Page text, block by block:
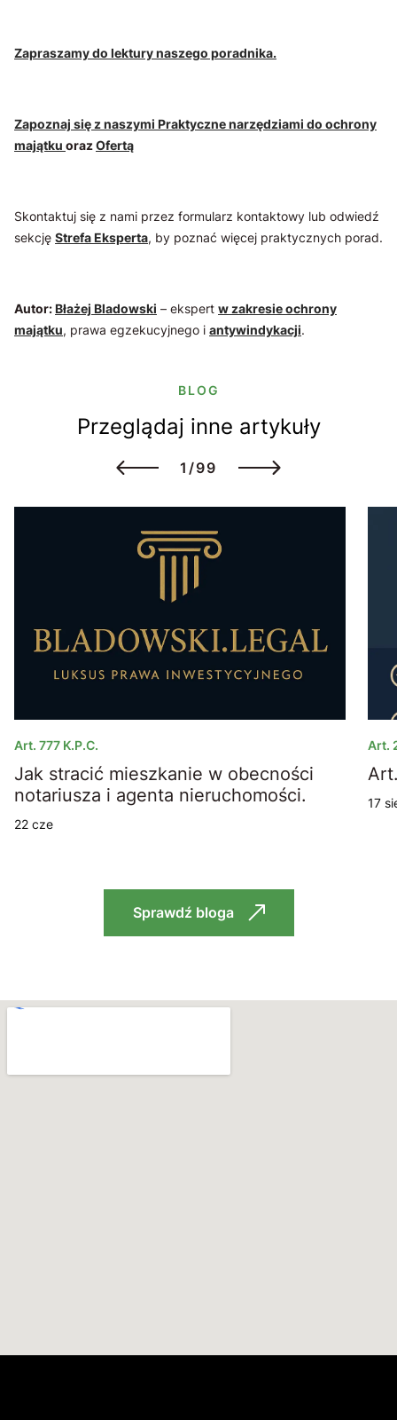
Zapraszamy do lektury naszego poradnika.
Zapoznaj się z naszymi Praktyczne narzędziami do ochrony
majątku orazOfertą
Skontaktuj się z nami przez formularz kontaktowy lub odwiedź
sekcję Strefa Eksperta, by poznać więcej praktycznych porad.
Autor:Błażej Bladowski – ekspert w zakresie ochrony
majątku, prawa egzekucyjnego i antywindykacji.
BLOG
Przeglądaj inne artykuły
1/99
Art. 777 K.p.c.
Jak stracić mieszkanie w obecności
notariusza i agenta nieruchomości.
22 cze
Art.
17
Sprawdź bloga